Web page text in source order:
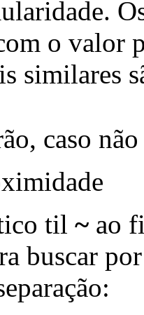
o valor
similares
caso
til ~ ao
buscar